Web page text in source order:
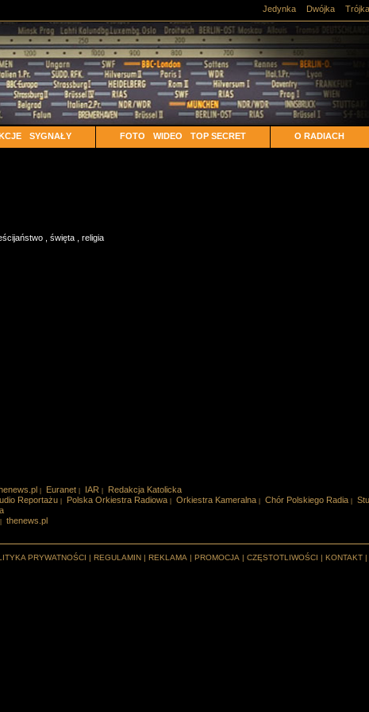
Jedynka Dwójka Trójka
SYGNAŁY FOTO WIDEO TOP SECRET O RADIACH
święta religia
Euranet IAR
Redakcja Katolicka
Reportażu Polska Orkiestra Radiowa Orkiestra Kameralna Chór Polskiego Radia
thenews.pl
PRYWATNOŚCI | REGULAMIN | REKLAMA | PROMOCJA | CZĘSTOTLIWOŚCI | KONTAKT |